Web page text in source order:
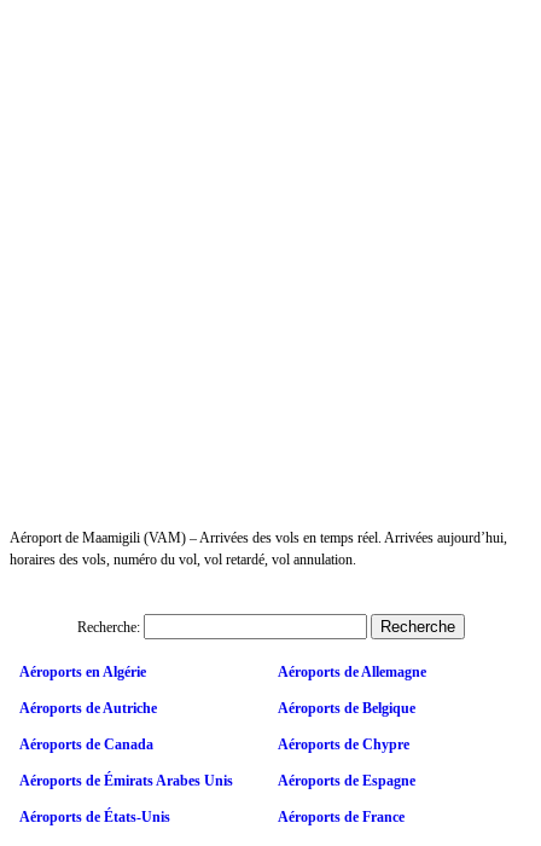
Aéroport de Maamigili (VAM) – Arrivées des vols en temps réel. Arrivées aujourd’hui,
horaires des vols, numéro du vol, vol retardé, vol annulation.
Recherche:
Aéroports en Algérie Aéroports de Allemagne
Aéroports de Autriche Aéroports de Belgique
Aéroports de Canada Aéroports de Chypre
Aéroports de Émirats Arabes Unis Aéroports de Espagne
Aéroports de États-Unis Aéroports de France